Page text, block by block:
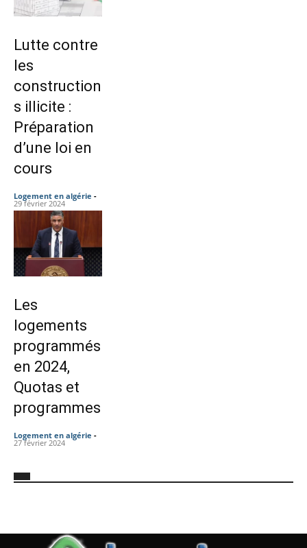
Lutte contre
les
construction
s illicite :
Préparation
d’une loi en
cours
Logement en algérie -
29 février 2024
Les
logements
programmés
en 2024,
Quotas et
programmes
Logement en algérie -
27 février 2024